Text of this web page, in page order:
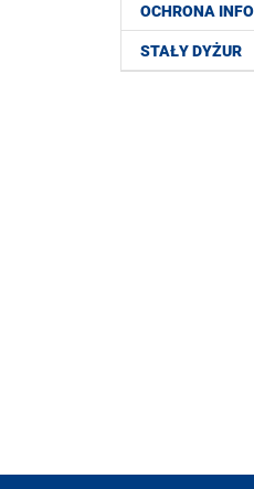
OCHRONA
STAŁY DYŻUR